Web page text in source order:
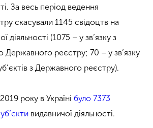
За весь період ведення
скасували 1145 свідоцтв на
діяльності (1075 – у зв’язку з
Державного реєстру; 70 – у зв’язку
з Державного реєстру).
року в Україні було 7373
видавничої діяльності.